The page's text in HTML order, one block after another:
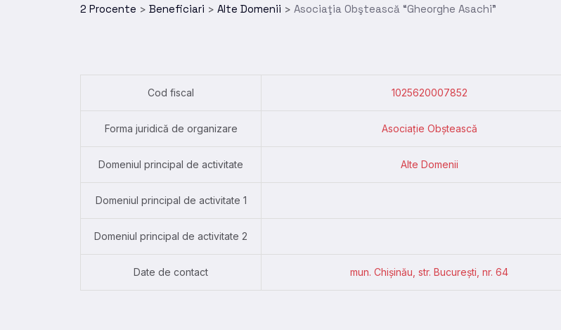
2 Procente > Beneficiari > Alte Domenii > Asociaţia Obştească “Gheorghe Asachi”
Cod fiscal 1025620007852
Forma juridică de organizare Asociație Obștească
Domeniul principal de activitate Alte Domenii
Domeniul principal de activitate 1
Domeniul principal de activitate 2
Date de contact mun. Chişinău, str. Bucureşti, nr. 64